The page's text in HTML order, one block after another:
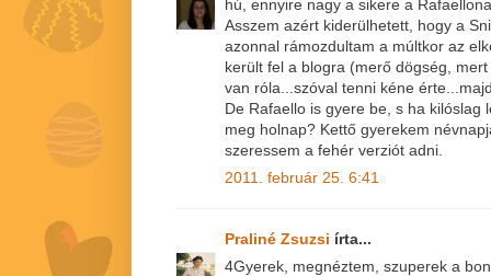
hú, ennyire nagy a sikere a
Asszem azért kiderülhetett, hogy a
azonnal rámozdultam a múltkor az
került fel a blogra (merő dögség,
van róla...szóval tenni kéne
De Rafaello is gyere be, s ha kilóslag
meg holnap? Kettő gyerekem
szeressem a fehér verziót adni.
2011. február 25. 6:41
Praliné Zsuzsi írta...
4Gyerek, megnéztem, szuperek a